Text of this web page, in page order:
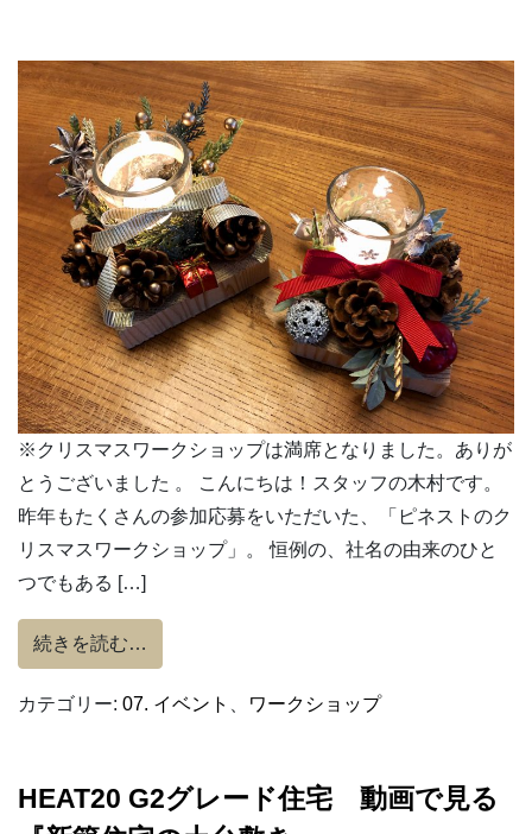
※クリスマスワークショップは満席となりました。ありが
とうございました 。 こんにちは！スタッフの木村です。
昨年もたくさんの参加応募をいただいた、「ピネストのク
リスマスワークショップ」。 恒例の、社名の由来のひと
つでもある […]
続きを読む…
カテゴリー: 07. イベント ワークショップ
HEAT20 G2グレード住宅 動画で見る